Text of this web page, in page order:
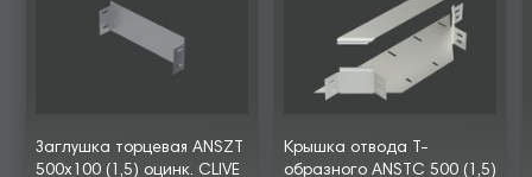
Заглушка торцевая ANSZT
500х100 (1,5) оцинк. CLIVE
Крышка отвода Т-
образного ANSTC 500 (1,5)